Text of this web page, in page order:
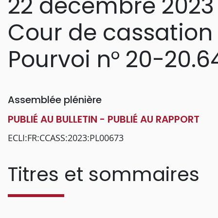
Cour de cassation
Pourvoi n° 20-
Assemblée plénière
PUBLIÉ AU BULLETIN - PUBLIÉ AU RAPPORT
ECLI:FR:CCASS:2023:PL00673
Titres et sommaires